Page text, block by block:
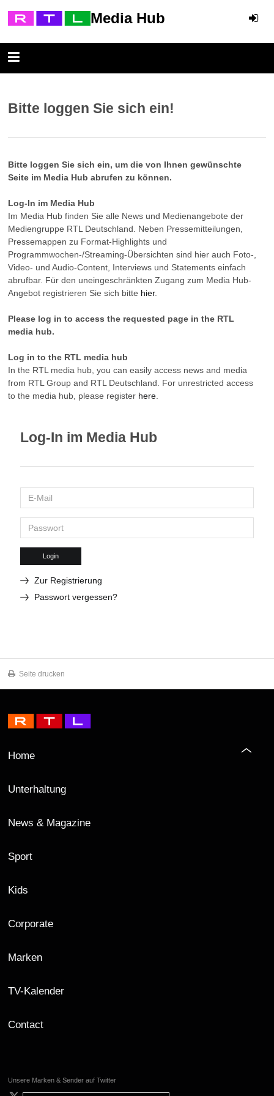
Media Hub
Bitte loggen Sie sich ein!
Bitte loggen Sie sich ein, um die von Ihnen gewünschte
Seite im Media Hub abrufen zu können.
Log-In im Media Hub
Im Media Hub finden Sie alle News und Medienangebote der
Mediengruppe RTL Deutschland. Neben Pressemitteilungen,
Pressemappen zu Format-Highlights und
Programmwochen-/Streaming-Übersichten sind hier auch Foto-,
Video- und Audio-Content, Interviews und Statements einfach
abrufbar. Für den uneingeschränkten Zugang zum Media Hub-
Angebot registrieren Sie sich bitte hier.
Please log in to access the requested page in the RTL
media hub.
Log in to the RTL media hub
In the RTL media hub, you can easily access news and media
from RTL Group and RTL Deutschland. For unrestricted access
to the media hub, please register here
Log-In im Media Hub
Login
Zur Registrierung
Passwort vergessen?
Seite drucken
Home
Unterhaltung
News & Magazine
Sport
Kids
Corporate
Marken
TV-Kalender
Contact
Unsere Marken & Sender auf Twitter